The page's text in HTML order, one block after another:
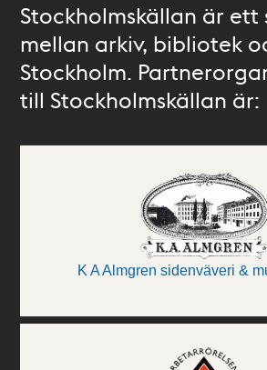
Stockholmskällan är ett
mellan arkiv, bibliotek
Stockholm.
till Stockholmskällan är:
K A Almgren sidenväveri &